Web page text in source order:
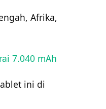
Afrika,
7.040 mAh
ini di